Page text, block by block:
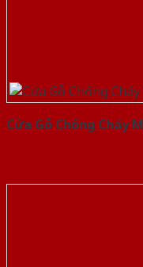
Cửa Gỗ Chống Cháy